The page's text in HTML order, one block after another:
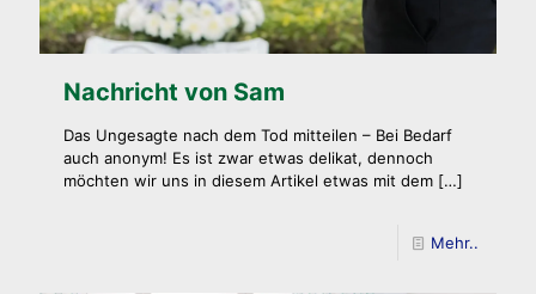
Nachricht von Sam
Das Ungesagte nach dem Tod mitteilen – Bei Bedarf
auch anonym! Es ist zwar etwas delikat, dennoch
möchten wir uns in diesem Artikel etwas mit dem […]
Mehr..